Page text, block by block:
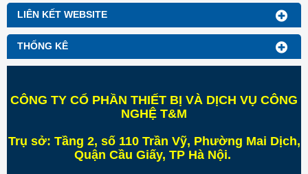
LIÊN KẾT WEBSITE
THỐNG KÊ
CÔNG TY CỔ PHẦN THIẾT BỊ VÀ DỊCH VỤ CÔNG
NGHỆ T&M
Trụ sở: Tầng 2, số 110 Trần Vỹ, Phường Mai Dịch,
Quận Cầu Giấy, TP Hà Nội.